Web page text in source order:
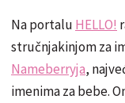
Na portalu HELLO!
stručnjakinjom za
Nameberryja,
imenima za bebe.